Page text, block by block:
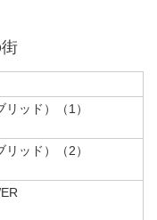
ッド）（1）
ッド）（2）